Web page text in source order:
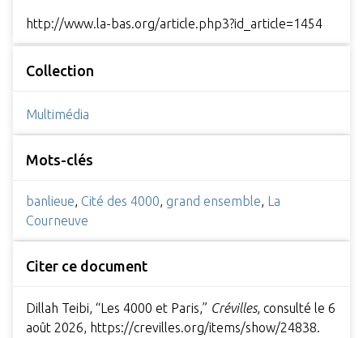
http://www.la-bas.org/article.php3?id_article=1454
Collection
Multimédia
Mots-clés
banlieue, Cité des 4000, grand ensemble,
La
Courneuve
Citer ce document
Dillah Teibi, “Les 4000 et Paris,” Crévilles, consulté le 6
août 2026,
https://crevilles.org/items/show/24838